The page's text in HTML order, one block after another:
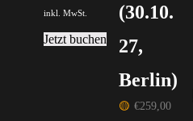
inkl. MwSt.
Jetzt buchen
(30.10.
27,
Berlin)
🟡 €259,00